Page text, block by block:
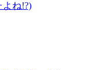
よね!?)